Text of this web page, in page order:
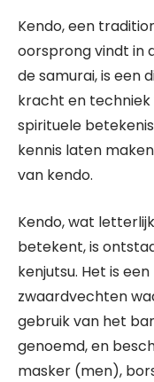
Kendo, een
oorsprong vindt in
de samurai, is een
kracht en techniek
spirituele
kennis laten
van kendo.
Kendo, wat
betekent, is
kenjutsu. Het is
zwaardvechten
gebruik van het
genoemd, en
masker (men),